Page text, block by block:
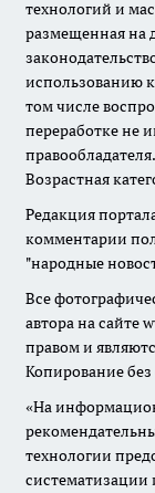
технологий и
размещенная на
использованию
том числе
переработке не
правообладателя.
Возрастная
Редакция
комментарии
"народные
Все
автора на сайте
правом и
Копирование без
«На
технологии
систематизации